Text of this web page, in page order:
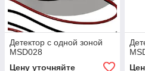
Детектор с одной зоной
MSD028
Цену уточняйте